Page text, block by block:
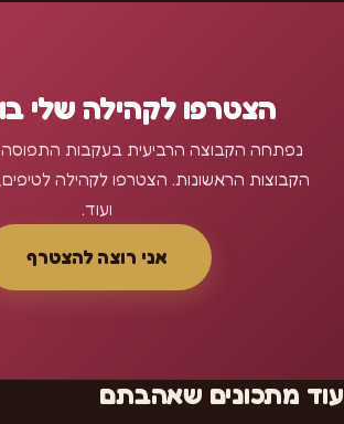
הצטרפו לקהילה שלי
נפתחה הקבוצה הרביעית בעקבות
הקבוצות הראשונות. הצטרפו לקהילה
ועוד.
אני רוצה להצטרף
עוד מתכונים שאהבתם